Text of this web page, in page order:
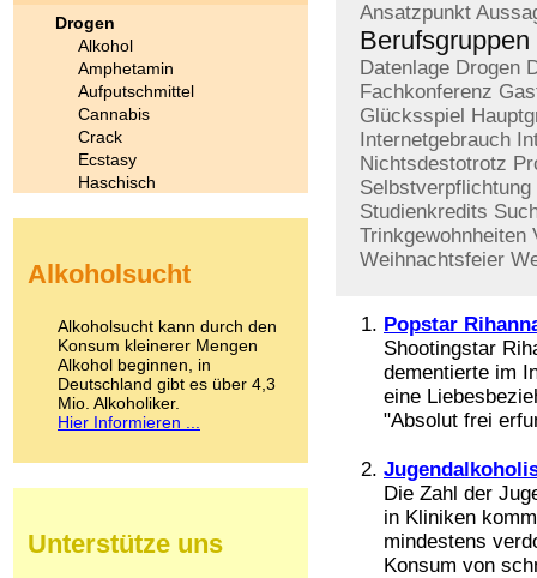
Ansatzpunkt
Berufsgruppen
Datenlage Drogen
Fachkonferenz
Glücksspiel
Internetgebrauch
Nichtsdestotrotz
Selbstverpflichtung
Studienkredits
Trinkgewohnheiten
Weihnachtsfeier
Popstar
Shootingstar
dementierte im
eine
"Absolut frei
Die Zahl der
in Kliniken
mindestens
Konsum von
Drogen
Alkohol
Amphetamin
Aufputschmittel
Cannabis
Crack
Ecstasy
Haschisch
Kokain
LSD
Marihuana
Medikamente
Meskalin
Metamphetamin
Methadon
Pilze
Alkoholsucht
Alkoholsucht kann durch den
Konsum kleinerer Mengen
Alkohol beginnen, in
Deutschland gibt es über 4,3
Mio. Alkoholiker.
Hier Informieren ...
Unterstütze uns